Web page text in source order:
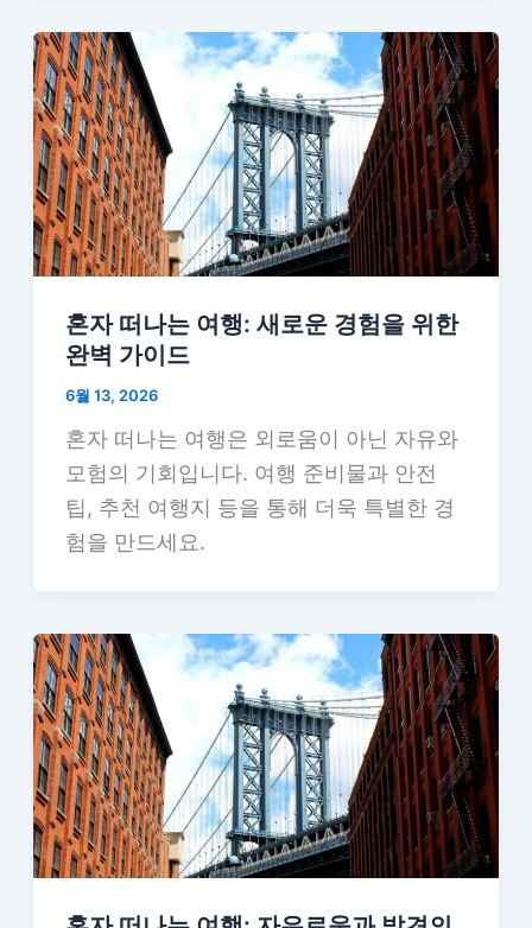
혼자 떠나는 여행: 새로운 경험을 위한
완벽 가이드
6월 13, 2026
혼자 떠나는 여행은 외로움이 아닌 자유와
모험의 기회입니다. 여행 준비물과 안전
팁, 추천 여행지 등을 통해 더욱 특별한 경
험을 만드세요.